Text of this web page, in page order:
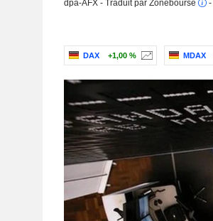
dpa-AFX - Traduit par Zonebourse
-
DAX +1,00 % MDAX